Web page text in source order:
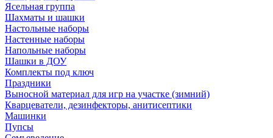
Ясельная группа
Шахматы и шашки
Настольные наборы
Настенные наборы
Напольные наборы
Шашки в ДОУ
Комплекты под ключ
Праздники
Выносной материал для игр на участке (зимний)
Кварцеватели, дезинфекторы, анитисептики
Машинки
Пупсы